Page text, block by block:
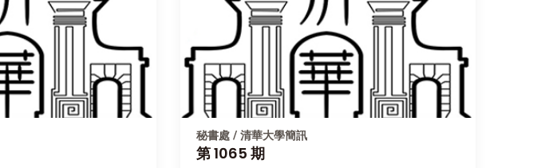
秘書處 / 清華大學簡訊
第 1065 期